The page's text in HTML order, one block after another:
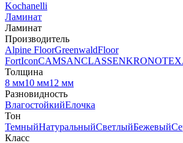
Kochanelli
Ламинат
Ламинат
Производитель
Alpine FloorGreenwaldFloor
FortIconCAMSANCLASSENKRONOTEX
Толщина
8 мм10 мм12 мм
Разновидность
ВлагостойкийЕлочка
Тон
ТемныйНатуральныйСветлыйБежевый
Класс